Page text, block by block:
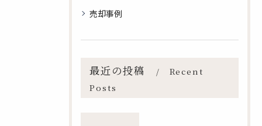
売却事例
最近の投稿
Recent
Posts